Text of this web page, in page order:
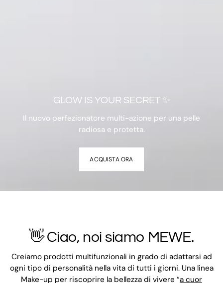
GLOW IS YOUR SECRET ✨
Il nuovo perfezionatore multi-azione per una pelle
radiosa e protetta.
ACQUISTA ORA
👋 Ciao, noi siamo MEWE.
Creiamo prodotti multifunzionali in grado di adattarsi ad
ogni tipo di personalità nella vita di tutti i giorni. Una linea
Make-up per riscoprire la bellezza di vivere “a cuor